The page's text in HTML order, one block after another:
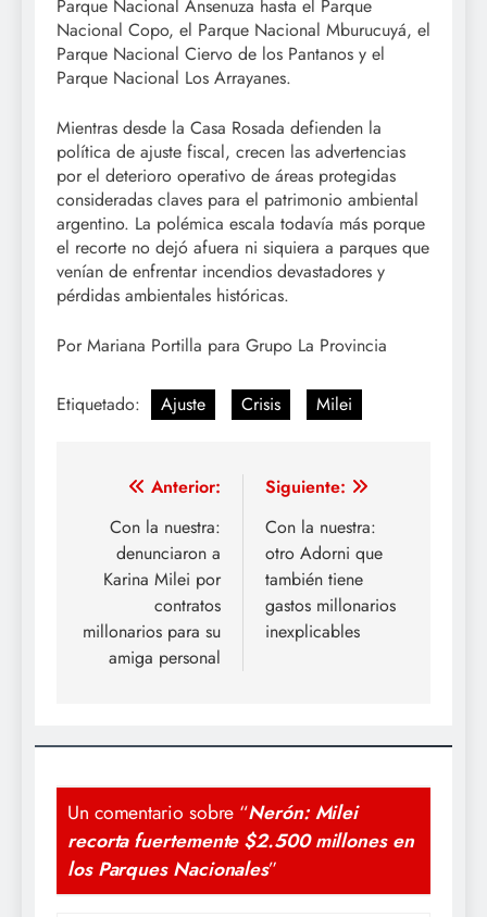
Parque Nacional Ansenuza hasta el Parque
Nacional Copo, el Parque Nacional Mburucuyá, el
Parque Nacional Ciervo de los Pantanos y el
Parque Nacional Los Arrayanes.
Mientras desde la Casa Rosada defienden la
política de ajuste fiscal, crecen las advertencias
por el deterioro operativo de áreas protegidas
consideradas claves para el patrimonio ambiental
argentino. La polémica escala todavía más porque
el recorte no dejó afuera ni siquiera a parques que
venían de enfrentar incendios devastadores y
pérdidas ambientales históricas.
Por Mariana Portilla para Grupo La Provincia
Etiquetado: Ajuste Crisis Milei
Navegación
entradas
Anterior:
Con la nuestra:
denunciaron a
Karina Milei por
contratos
millonarios para su
amiga personal
Siguiente:
Con la nuestra:
otro Adorni que
también tiene
gastos millonarios
inexplicables
Un comentario sobre “Nerón: Milei
recorta fuertemente $2.500 millones en
los Parques Nacionales”